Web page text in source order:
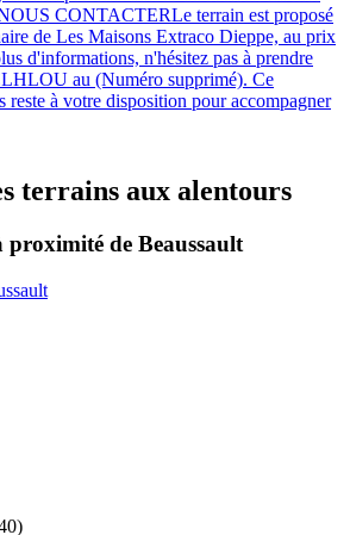
CONTACTERLe terrain est proposé
de Les Maisons Extraco Dieppe, au prix
d'informations, n'hésitez pas à prendre
au (Numéro supprimé). Ce
reste à votre disposition pour accompagner
terrains aux alentours
proximité de Beaussault